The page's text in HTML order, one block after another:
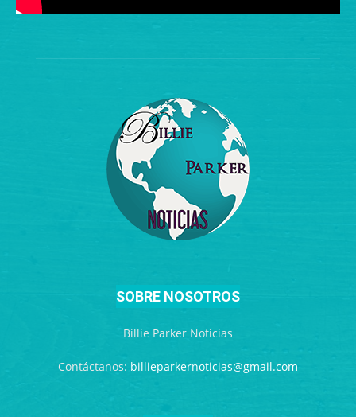
SOBRE NOSOTROS
Billie Parker Noticias
Contáctanos: billieparkernoticias@gmail.com